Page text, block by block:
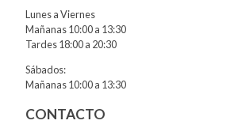
Lunes a Viernes
Mañanas 10:00 a 13:30
Tardes 18:00 a 20:30
Sábados:
Mañanas 10:00 a 13:30
CONTACTO